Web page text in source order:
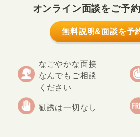
オンライン面談をご予
無料説明&面談を予
なごやかな面接
なんでもご相談
ください
勧誘は一切なし